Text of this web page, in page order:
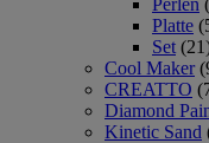
Platte
Set
Cool Maker
CREATTO
Diamond
Kinetic Sand